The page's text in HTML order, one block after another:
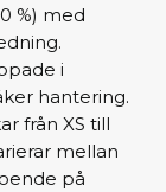
%) med
i
hantering.
från XS till
mellan
på